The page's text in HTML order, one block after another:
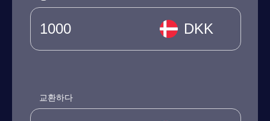
DKK
교환하다